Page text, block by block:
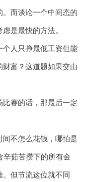
而谈论一个中间态的
是最快的方法。
人只挣最低工资但能
富？这道题如果交由
赛的话，那最后一定
不怎么花钱，哪怕是
辛茹苦攒下的所有金
但节流这位就不同